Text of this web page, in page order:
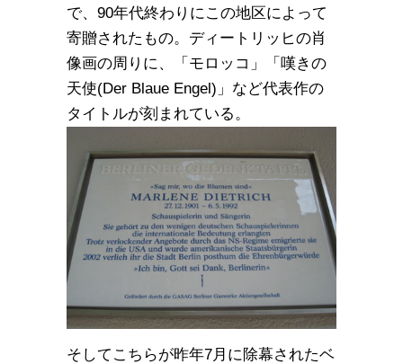
で、90年代終わりにこの地区によって
寄贈されたもの。ディートリッヒの肖
像画の周りに、「モロッコ」「嘆きの
天使(Der Blaue Engel)」など代表作の
タイトルが刻まれている。
そしてこちらが昨年7月に除幕されたベ